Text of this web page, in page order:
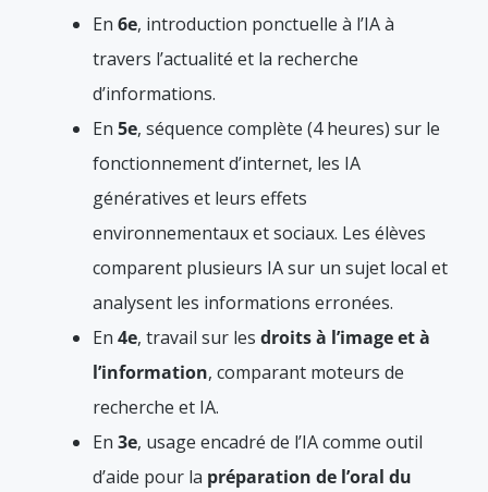
En 6e, introduction ponctuelle à l’IA à
travers l’actualité et la recherche
d’informations.
En 5e, séquence complète (4 heures) sur le
fonctionnement d’internet, les IA
génératives et leurs effets
environnementaux et sociaux. Les élèves
comparent plusieurs IA sur un sujet local et
analysent les informations erronées.
En 4e, travail sur les droits à l’image et à
l’information, comparant moteurs de
recherche et IA.
En 3e, usage encadré de l’IA comme outil
d’aide pour la préparation de l’oral du